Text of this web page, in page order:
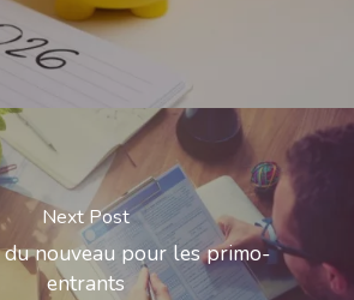
Next Post
du nouveau pour les primo-
entrants